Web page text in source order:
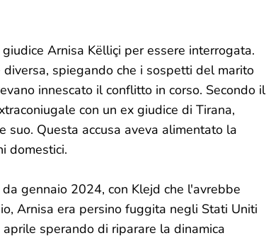
Arnisa Këlliçi per essere interrogata.
spiegando che i sospetti del marito
innescato il conflitto in corso. Secondo il
con un ex giudice di Tirana,
suo. Questa accusa aveva alimentato la
domestici.
gennaio 2024, con Klejd che l'avrebbe
Arnisa era persino fuggita negli Stati Uniti
sperando di riparare la dinamica